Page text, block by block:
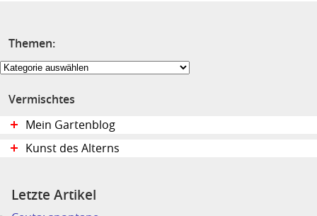
Themen:
Themen:
Vermischtes
Mein Gartenblog
Kunst des Alterns
Letzte Artikel